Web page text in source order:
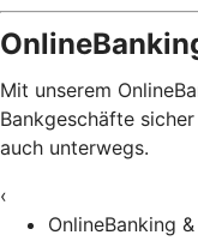
Mit unserem
Bankgeschäfte
auch unterwegs.
‹
OnlineBanking